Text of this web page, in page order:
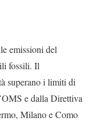
emissioni del
fossili. Il
superano i limiti di
e dalla Direttiva
Milano e Como